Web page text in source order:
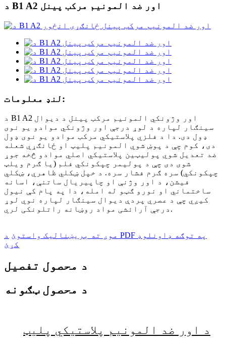
د B1 A2 اور ضد المونیم مرکب پینل
لنډ معلومات:
د B1 A2 اور وژونکي المونیم مرکب پینل د دیوال
سینګار لپاره د لوړ درجې اور وژونکي موادو یو نوی
ډول دی. دا د فلزي پلاستيکي مرکب موادو یو نوی ډول
دی، کوم چې د پوښ شوي المونیم پلیټ او ځانګړي شعله
ضد تعدیل شوي پولیټین پلاستيکي اصلي موادو څخه جوړ
شوی دی چې د پولیمر چپکونکي فلم (یا ګرم ویلټ
چپکونکي) سره ګرم فشار سره. د خپل ښکلي ظاهري، ښکلي
فیشن، د اور وژنې او چاپیریال ساتنې، اسانه
ساختماني او نورو ګټو له امله، دا په پام کې نیول
کیږي چې د عصري پردې دیوال سینګار لپاره نوي لوړ
درجې آرائشی مواد روښانه راتلونکی لري.
موږ ته بریښنالیک واستوئ د PDF په توګه ډاونلوډ
کړئ
د محصول تفصیل
د محصول ټګونه
د اور ضد المونیم پلاستيکي پلیټ